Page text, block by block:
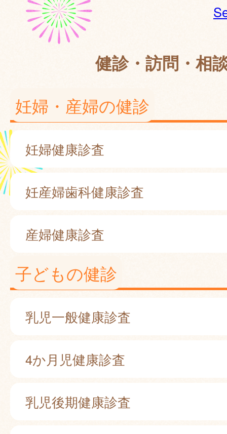
健診・訪問・相
妊婦・産婦の健診
妊婦健康診査
妊産婦歯科健康診査
産婦健康診査
子どもの健診
乳児一般健康診査
4か月児健康診査
乳児後期健康診査